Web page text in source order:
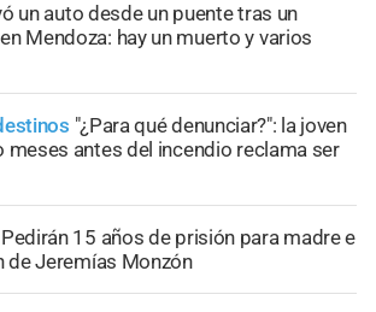
un auto desde un puente tras un
Mendoza: hay un muerto y varios
"¿Para qué denunciar?": la joven
meses antes del incendio reclama ser
Pedirán 15 años de prisión para madre e
de Jeremías Monzón